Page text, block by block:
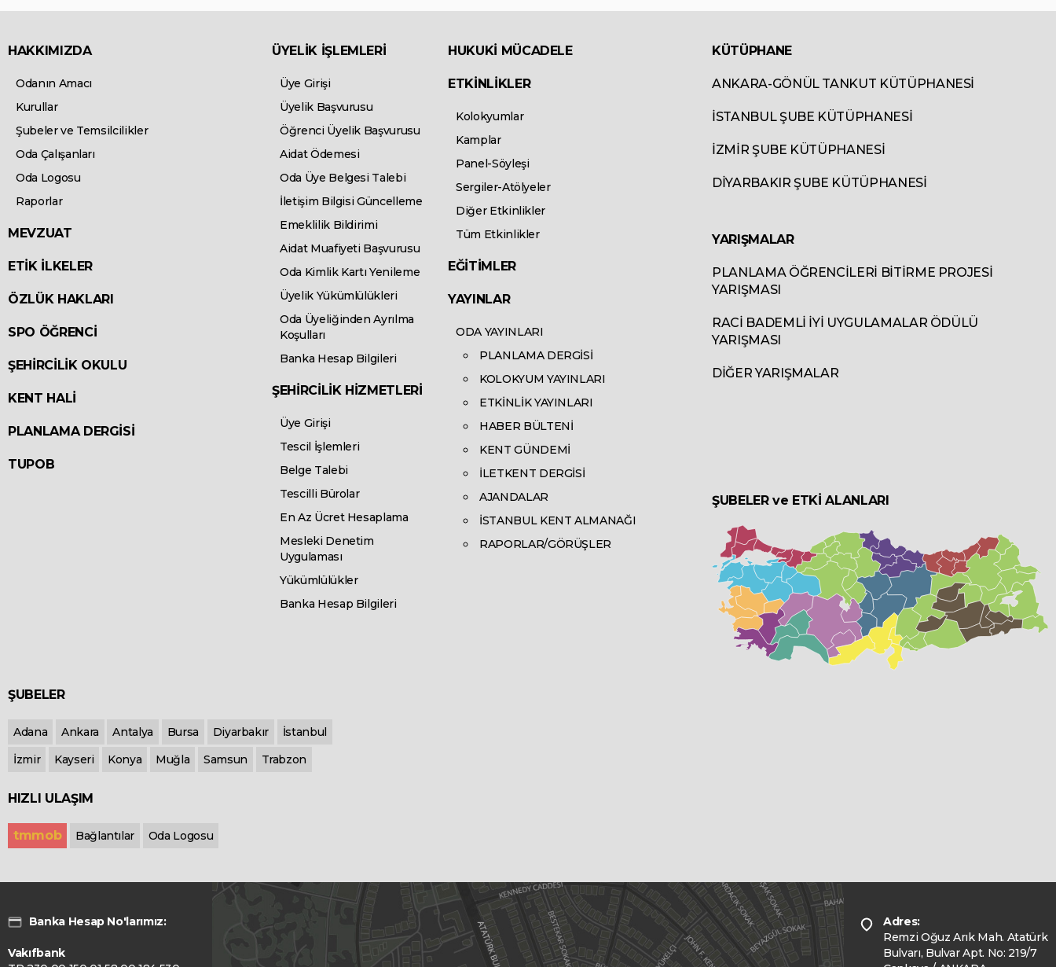
HAKKIMIZDA
Odanın Amacı
Kurullar
Şubeler ve Temsilcilikler
Oda Çalışanları
Oda Logosu
Raporlar
MEVZUAT
ETİK İLKELER
ÖZLÜK HAKLARI
SPO ÖĞRENCİ
ŞEHİRCİLİK OKULU
KENT HALİ
PLANLAMA DERGİSİ
TUPOB
ÜYELİK İŞLEMLERİ
Üye Girişi
Üyelik Başvurusu
Öğrenci Üyelik Başvurusu
Aidat Ödemesi
Oda Üye Belgesi Talebi
İletişim Bilgisi Güncelleme
Emeklilik Bildirimi
Aidat Muafiyeti Başvurusu
Oda Kimlik Kartı Yenileme
Üyelik Yükümlülükleri
Oda Üyeliğinden Ayrılma
Koşulları
Banka Hesap Bilgileri
ŞEHİRCİLİK HİZMETLERİ
Üye Girişi
Tescil İşlemleri
Belge Talebi
Tescilli Bürolar
En Az Ücret Hesaplama
Mesleki Denetim
Uygulaması
Yükümlülükler
Banka Hesap Bilgileri
HUKUKİ MÜCADELE
ETKİNLİKLER
Kolokyumlar
Kamplar
Panel-Söyleşi
Sergiler-Atölyeler
Diğer Etkinlikler
Tüm Etkinlikler
EĞİTİMLER
YAYINLAR
ODA YAYINLARI
PLANLAMA DERGİSİ
KOLOKYUM YAYINLARI
ETKİNLİK YAYINLARI
HABER BÜLTENİ
KENT GÜNDEMİ
İLETKENT DERGİSİ
AJANDALAR
İSTANBUL KENT ALMANAĞI
RAPORLAR/GÖRÜŞLER
KÜTÜPHANE
ANKARA-GÖNÜL TANKUT KÜTÜPHANESİ
İSTANBUL ŞUBE KÜTÜPHANESİ
İZMİR ŞUBE KÜTÜPHANESİ
DİYARBAKIR ŞUBE KÜTÜPHANESİ
YARIŞMALAR
PLANLAMA ÖĞRENCİLERİ BİTİRME PROJESİ
YARIŞMASI
RACİ BADEMLİ İYİ UYGULAMALAR ÖDÜLÜ
YARIŞMASI
DİĞER YARIŞMALAR
ŞUBELER ve ETKİ ALANLARI
ŞUBELER
Adana Ankara Antalya Bursa Diyarbakır
İstanbul
İzmir
Kayseri Konya Muğla Samsun Trabzon
HIZLI ULAŞIM
tmmob Bağlantılar Oda Logosu
Banka Hesap No'larımız:
Vakıfbank
Adres:
Remzi Oğuz Arık Mah. Atatürk
Bulvarı, Bulvar Apt. No: 219/7